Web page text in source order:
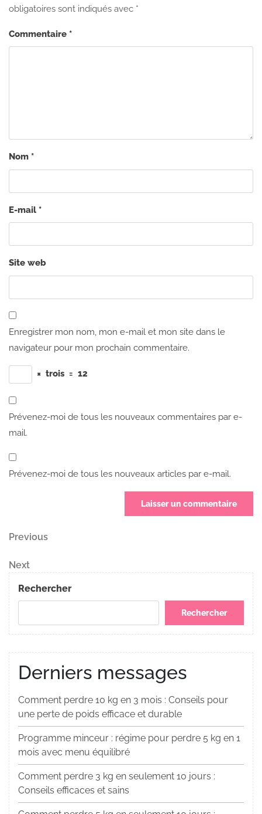
obligatoires sont indiqués avec *
Commentaire *
Nom *
E-mail *
Site web
Enregistrer mon nom, mon e-mail et mon site dans le
navigateur pour mon prochain commentaire.
× trois = 12
Prévenez-moi de tous les nouveaux commentaires par e-
mail.
Prévenez-moi de tous les nouveaux articles par e-mail.
Navigation
de
l’article
Previous
Previous
Next
Post
Next
Rechercher
Rechercher
Derniers messages
Comment perdre 10 kg en 3 mois : Conseils pour
une perte de poids efficace et durable
Programme minceur : régime pour perdre 5 kg en 1
mois avec menu équilibré
Comment perdre 3 kg en seulement 10 jours :
Conseils efficaces et sains